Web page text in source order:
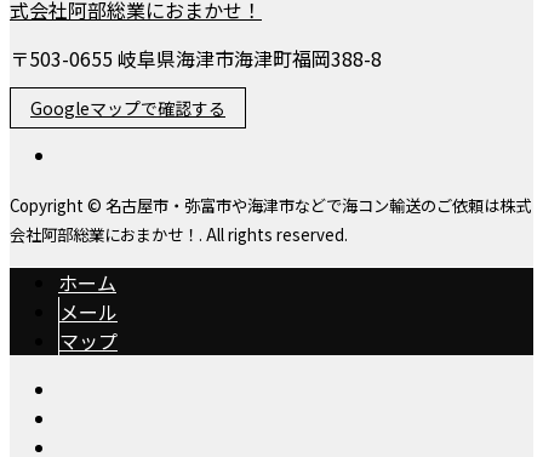
〒503-0655 岐阜県海津市海津町福岡388-8
Googleマップで確認する
Copyright © 名古屋市・弥富市や海津市などで海コン輸送のご依頼は株式
会社阿部総業におまかせ！. All rights reserved.
ホーム
メール
マップ